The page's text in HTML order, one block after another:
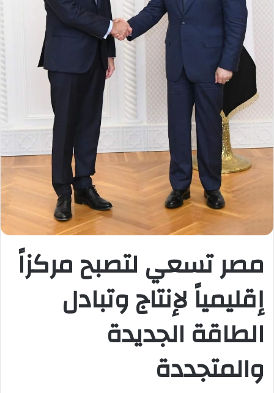
مصر تسعي لتصبح مركزاً
إقليمياً لإنتاج وتبادل
الطاقة الجديدة
والمتجددة